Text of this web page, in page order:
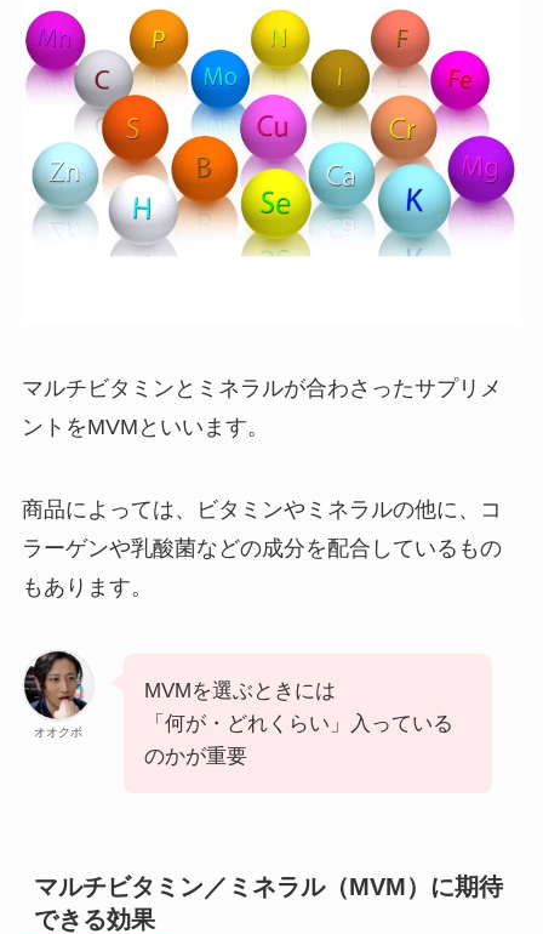
マルチビタミンとミネラルが合わさったサプリメ
ントをMVMといいます。
商品によっては、ビタミンやミネラルの他に、コ
ラーゲンや乳酸菌などの成分を配合しているもの
もあります。
オオクボ
MVMを選ぶときには
「何が・どれくらい」入っている
のかが重要
マルチビタミン／ミネラル（MVM）に期待
できる効果